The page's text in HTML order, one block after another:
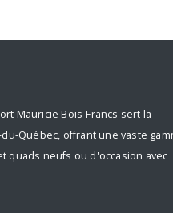
Mauricie Bois-Francs sert la
Québec, offrant une vaste
quads neufs ou d'occasion avec